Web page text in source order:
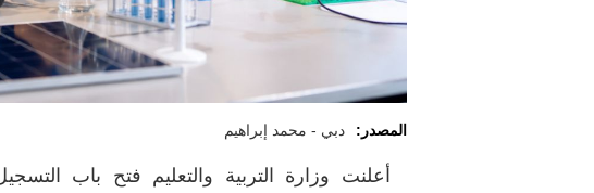
المصدر: دبي - محمد إبراهيم
أعلنت وزارة التربية والتعليم فتح باب